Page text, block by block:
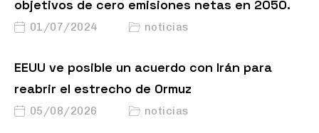
objetivos de cero emisiones netas en 2050.
01/07/2024 noticias
EEUU ve posible un acuerdo con Irán para
reabrir el estrecho de Ormuz
05/08/2026 noticias